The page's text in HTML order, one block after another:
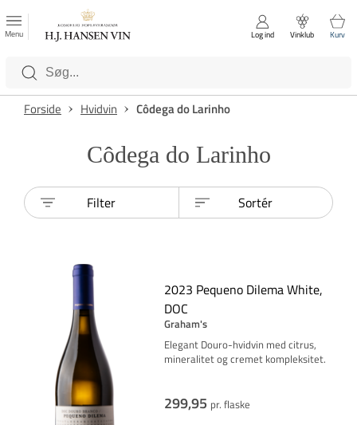
Luk
Kategorier
Menu Log ind Vinklub Kurv
Forside Hvidvin Côdega do Larinho
Côdega do Larinho
Filter Sortér
2023 Pequeno Dilema White,
DOC
Graham's
Elegant Douro-hvidvin med citrus,
mineralitet og cremet kompleksitet.
299,95 pr. flaske